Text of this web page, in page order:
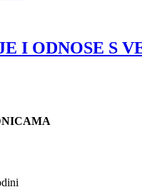
I ODNOSE S